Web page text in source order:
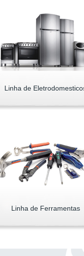
Linha de
Linha de Ferramentas